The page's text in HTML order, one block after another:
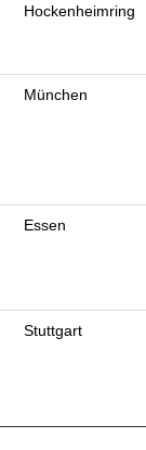
Hockenheimring
München
Essen
Stuttgart